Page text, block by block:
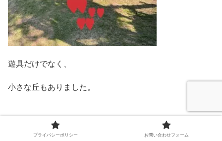
遊具だけでなく、
小さな丘もありました。
のぼったり降りたりするだけでも、
プライバシーポリシー お問い合わせフォーム